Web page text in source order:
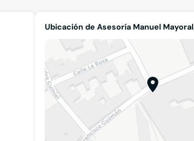
Ubicación de Asesoría Manuel